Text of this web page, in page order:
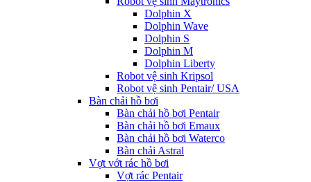
Dolphin X
Dolphin Wave
Dolphin S
Dolphin M
Dolphin Liberty
Robot vệ sinh Kripsol
Robot vệ sinh Pentair/ USA
Bàn chải hồ bơi
Bàn chải hồ bơi Pentair
Bàn chải hồ bơi Emaux
Bàn chải hồ bơi Waterco
Bàn chải Astral
Vợt vớt rác hồ bơi
Vợt rác Pentair